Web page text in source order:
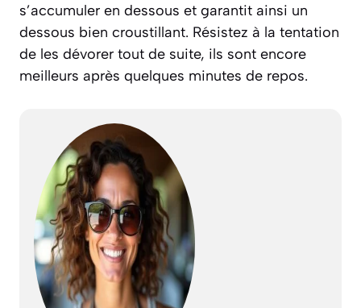
s’accumuler en dessous et garantit ainsi un
dessous bien croustillant. Résistez à la tentation
de les dévorer tout de suite, ils sont encore
meilleurs après quelques minutes de repos.